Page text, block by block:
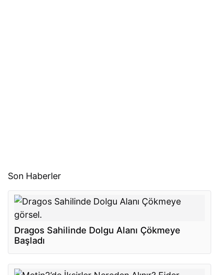
Son Haberler
Dragos Sahilinde Dolgu Alanı Çökmeye
Başladı